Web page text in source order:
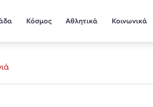
Κόσμος Αθλητικά Κοινωνικά